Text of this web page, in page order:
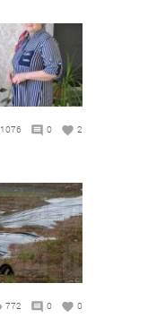
1076 0 2
772 0 0